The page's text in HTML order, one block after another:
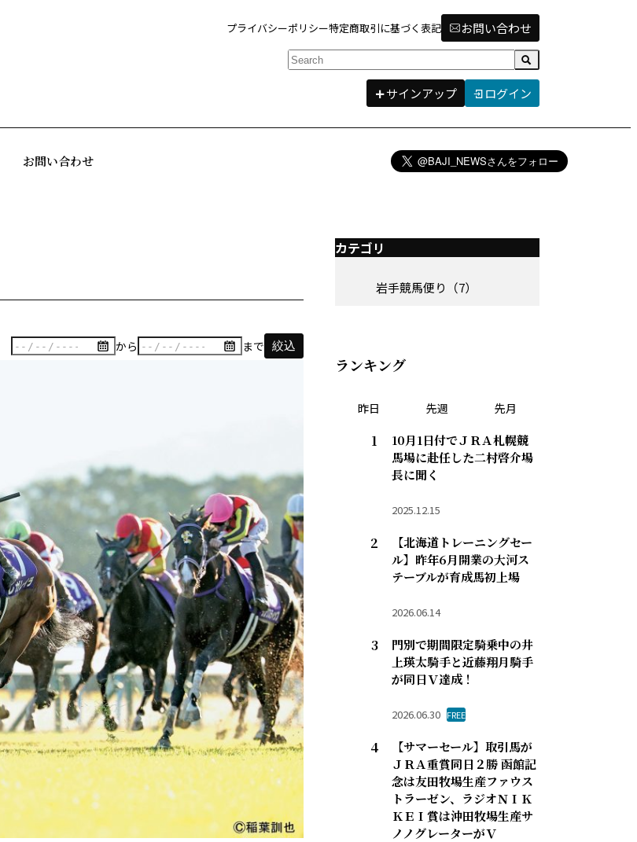
プライバシーポリシー特定商取引に基づく表記 お問い合わせ
サインアップ ログイン
お問い合わせ
から まで 絞込
カテゴリ
岩手競馬便り（7）
ランキング
昨日 先週 先月
10月1日付でＪＲＡ札幌競
馬場に赴任した二村啓介場
長に聞く
2025.12.15
【北海道トレーニングセー
ル】昨年6月開業の大河ス
テーブルが育成馬初上場
2026.06.14
門別で期間限定騎乗中の井
上瑛太騎手と近藤翔月騎手
が同日Ｖ達成！
2026.06.30 FREE
【サマーセール】取引馬が
ＪＲＡ重賞同日２勝 函館記
念は友田牧場生産ファウス
トラーゼン、ラジオＮＩＫ
ＫＥＩ賞は沖田牧場生産サ
ノノグレーターがＶ